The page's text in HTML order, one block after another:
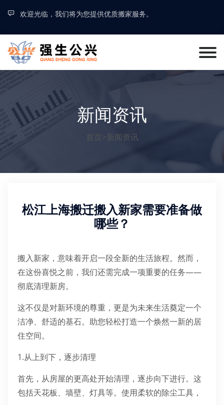
欢迎光临，我们将为您提供优质搬家服务。
新闻资讯
首页>新闻资讯
松江上海搬迁搬入新家需要准备做
哪些？
搬入新家，意味着开启一段全新的生活旅程。然而，
在这份喜悦之前，我们还需完成一项重要的任务——
彻底清理新房。
这不仅是对新环境的尊重，更是为未来生活奠定一个
洁净、舒适的基石。助您轻松打造一个焕然一新的居
住空间。
1.从上到下，逐步清理
首先，从房屋的更高处开始清理，逐步向下进行。这
包括天花板、墙壁、灯具等。使用柔软的除尘工具，